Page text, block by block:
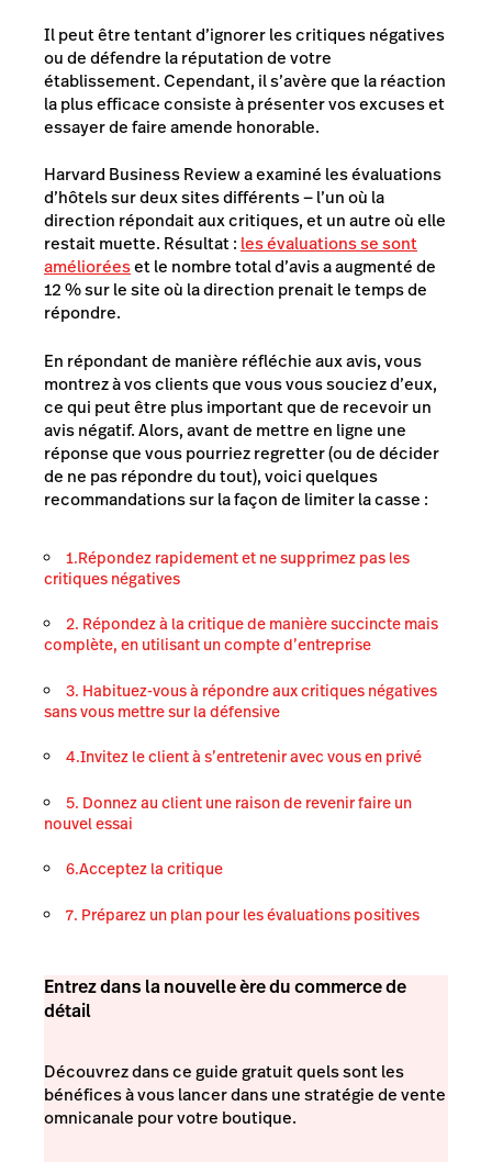
Il peut être tentant d’ignorer les critiques négatives
ou de défendre la réputation de votre
établissement. Cependant, il s’avère que la réaction
la plus efficace consiste à présenter vos excuses et
essayer de faire amende honorable.
Harvard Business Review a examiné les évaluations
d’hôtels sur deux sites différents — l’un où la
direction répondait aux critiques, et un autre où elle
restait muette. Résultat : les évaluations se sont
amélioréeset le nombre total d’avis a augmenté de
12 % sur le site où la direction prenait le temps de
répondre.
En répondant de manière réfléchie aux avis, vous
montrez à vos clients que vous vous souciez d’eux,
ce qui peut être plus important que de recevoir un
avis négatif. Alors, avant de mettre en ligne une
réponse que vous pourriez regretter (ou de décider
de ne pas répondre du tout), voici quelques
recommandations sur la façon de limiter la casse :
1.Répondez rapidement et ne supprimez pas les
critiques négatives
2. Répondez à la critique de manière succincte mais
complète, en utilisant un compte d’entreprise
3. Habituez-vous à répondre aux critiques négatives
sans vous mettre sur la défensive
4.Invitez le client à s’entretenir avec vous en privé
5. Donnez au client une raison de revenir faire un
nouvel essai
6.Acceptez la critique
7. Préparez un plan pour les évaluations positives
Entrez dans la nouvelle ère du commerce de
détail
Découvrez dans ce guide gratuit quels sont les
bénéfices à vous lancer dans une stratégie de vente
omnicanale pour votre boutique.